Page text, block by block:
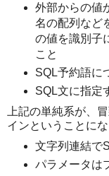
外部からの値
名の配列など
の値を識別子
こと
SQL予約語に
SQL文に指定
上記の単純系が、
インということにな
文字列連結で
パラメータは